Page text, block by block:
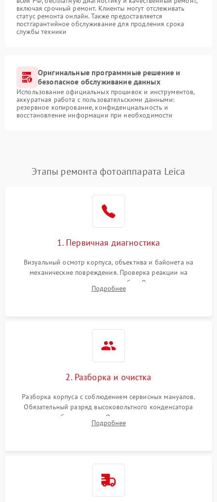
включая срочный ремонт. Клиенты могут отслеживать
статус ремонта онлайн. Также предоставляется
постгарантийное обслуживание для продления срока
службы техники
Оригинальные программные решение и
безопасное обслуживание данных
Использование официальных прошивок и инструментов,
аккуратная работа с пользовательскими данными:
резервное копирование, конфиденциальность и
восстановление информации при необходимости
Этапы ремонта фотоаппарата Leica
1. Первичная диагностика
Визуальный осмотр корпуса, объектива и байонета на
механические повреждения. Проверка реакции на
включение, считывание кодов ошибок. Оценка состояния
матрицы и затвора, проверка работы автофокуса и вспышки.
Подробнее
2. Разборка и очистка
Разборка корпуса с соблюдением сервисных мануалов.
Обязательный разряд высоковольтного конденсатора
вспышки для безопасности. Очистка внутренних узлов от
пыли, песка и следов влаги с помощью спецсредств.
Подробнее